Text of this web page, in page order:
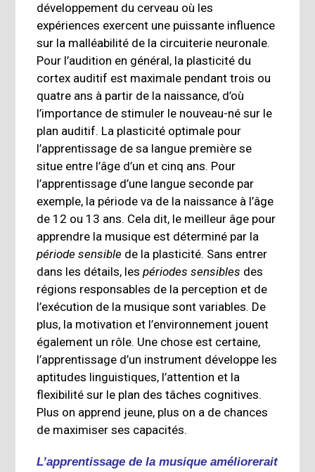
développement du cerveau où les
expériences exercent une puissante influence
sur la malléabilité de la circuiterie neuronale.
Pour l’audition en général, la plasticité du
cortex auditif est maximale pendant trois ou
quatre ans à partir de la naissance, d’où
l’importance de stimuler le nouveau-né sur le
plan auditif. La plasticité optimale pour
l’apprentissage de sa langue première se
situe entre l’âge d’un et cinq ans. Pour
l’apprentissage d’une langue seconde par
exemple, la période va de la naissance à l’âge
de 12 ou 13 ans. Cela dit, le meilleur âge pour
apprendre la musique est déterminé par la
période sensible de la plasticité. Sans entrer
dans les détails, lespériodes sensibles des
régions responsables de la perception et de
l’exécution de la musique sont variables. De
plus, la motivation et l’environnement jouent
également un rôle. Une chose est certaine,
l’apprentissage d’un instrument développe les
aptitudes linguistiques, l’attention et la
flexibilité sur le plan des tâches cognitives.
Plus on apprend jeune, plus on a de chances
de maximiser ses capacités.
L’apprentissage de la musique améliorerait